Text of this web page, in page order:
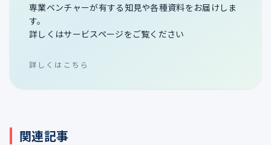
専業ベンチャーが有する知見や各種資料をお届けしま
す。
詳しくはサービスページをご覧ください
詳しくはこちら
関連記事